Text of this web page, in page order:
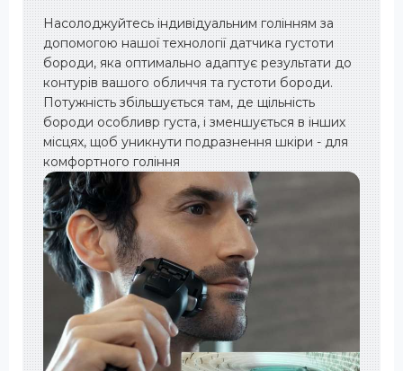
Насолоджуйтесь індивідуальним голінням за
допомогою нашої технології датчика густоти
бороди, яка оптимально адаптує результати до
контурів вашого обличчя та густоти бороди.
Потужність збільшується там, де щільність
бороди особливр густа, і зменшується в інших
місцях, щоб уникнути подразнення шкіри - для
комфортного гоління